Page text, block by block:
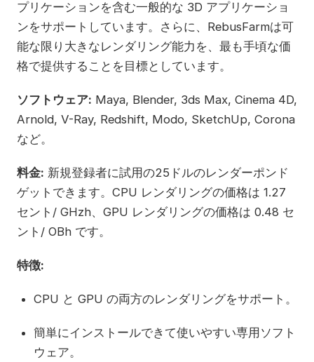
プリケーションを含む一般的な 3D アプリケーショ
ンをサポートしています。さらに、RebusFarmは可
能な限り大きなレンダリング能力を、最も手頃な価
格で提供することを目標としています。
ソフトウェア: Maya, Blender, 3ds Max, Cinema 4D,
Arnold, V-Ray, Redshift, Modo, SketchUp, Corona
など。
料金: 新規登録者に試用の25ドルのレンダーポンド
ゲットできます。CPU レンダリングの価格は 1.27
セント/ GHzh、GPU レンダリングの価格は 0.48 セ
ント/ OBh です。
特徴:
CPU と GPU の両方のレンダリングをサポート。
簡単にインストールできて使いやすい専用ソフト
ウェア。